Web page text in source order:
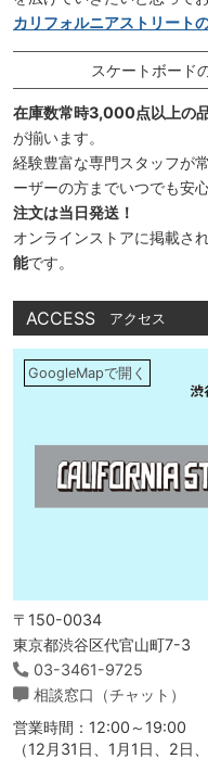
カリフォルニアストリート
スケートボード
在庫数常時3,000点以上の
が揃います。
経験豊富な専門スタッフが
ーザーの方までいつでも安
注文は当日発送！
オンラインストアに掲載さ
能です。
ACCESS アクセス
GoogleMapで開く
〒150-0034
東京都渋谷区代官山町7-3
03-3461-9725
相談窓口（チャット）
営業時間：12:00～19:00
（12月31日、1月1日、2日